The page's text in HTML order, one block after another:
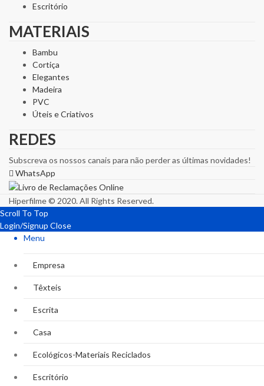
Escritório
MATERIAIS
Bambu
Cortiça
Elegantes
Madeira
PVC
Úteis e Criativos
REDES
Subscreva os nossos canais para não perder as últimas novidades!
WhatsApp
Hiperfilme © 2020. All Rights Reserved.
Scroll To Top
Login/Signup Close
Menu
Empresa
Têxteis
Escrita
Casa
Ecológicos-Materiais Reciclados
Escritório